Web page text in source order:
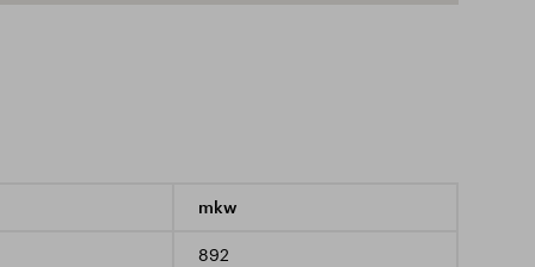
mkw
892